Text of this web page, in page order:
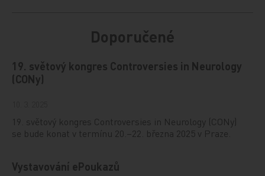
Doporučené
19. světový kongres Controversies in Neurology
(CONy)
19. světový kongres Controversies in Neurology (CONy)
se bude konat v termínu 20.–22. března 2025 v Praze.
Vystavování ePoukazů